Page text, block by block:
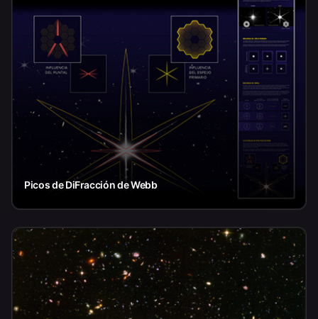
Picos de DiFracción de Webb